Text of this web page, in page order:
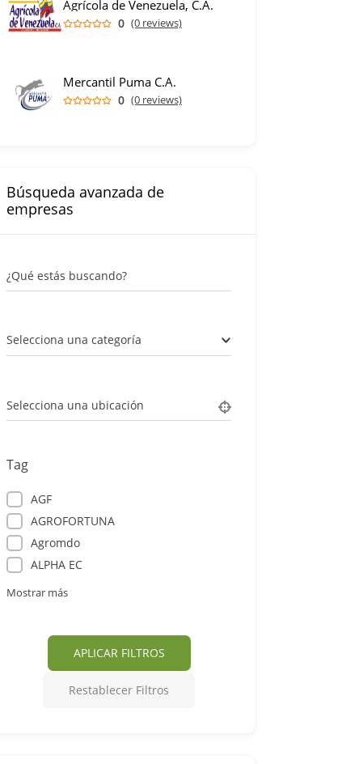
Agrícola de Venezuela, C.A.
0 (0 reviews)
Mercantil Puma C.A.
0 (0 reviews)
Búsqueda avanzada de
empresas
¿Qué estás buscando?
Selecciona una categoría
Selecciona una ubicación
Tag
AGF
AGROFORTUNA
Agromdo
ALPHA EC
Mostrar más
APLICAR FILTROS
Restablecer Filtros